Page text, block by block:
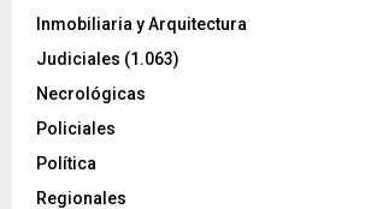
Inmobiliaria y Arquitectura
Judiciales (1.063)
Necrológicas
Policiales
Política
Regionales